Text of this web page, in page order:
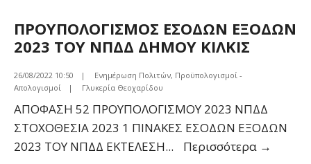
ΔΗΜΟΥ
ΚΙΛΚΙΣ
ΓΙΑ
ΤΟ
ΕΤΟΣ
2023
ΠΡΟΥΠΟΛΟΓΙΣΜΟΣ ΕΣΟΔΩΝ ΕΞΟΔΩΝ
2023 ΤΟΥ ΝΠΔΔ ΔΗΜΟΥ ΚΙΛΚΙΣ
26/08/2022 10:50 | Ενημέρωση Πολιτών, Προϋπολογισμοί -
Απολογισμοί
| Γλυκερία Θεοχαρίδου
ΑΠΟΦΑΣΗ 52 ΠΡΟΥΠΟΛΟΓΙΣΜΟΥ 2023 ΝΠΔΔ
ΣΤΟΧΟΘΕΣΙΑ 2023 1 ΠΙΝΑΚΕΣ ΕΣΟΔΩΝ ΕΞΟΔΩΝ
2023 ΤΟΥ ΝΠΔΔ ΕΚΤΕΛΕΣΗ... Περισσότερα →